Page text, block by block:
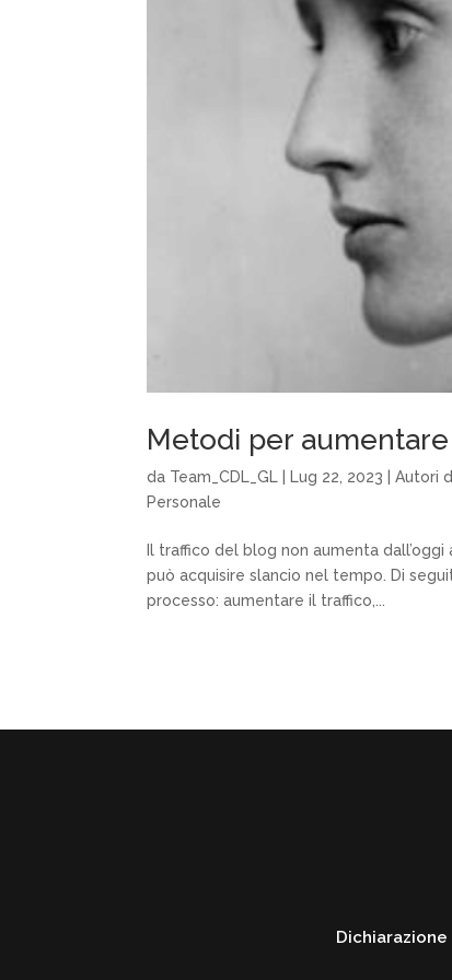
Metodi per
da Team_CDL_GL Lug 22, 2023 |Autori
Personale
Il traffico del blog non aumenta
può acquisire slancio nel tempo. Di
processo: aumentare il traffico,...